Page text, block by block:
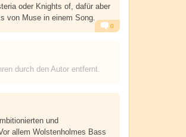
oder Knights of, dafür aber
von Muse in einem Song.
0
durch den Autor entfernt.
und
allem Wolstenholmes Bass